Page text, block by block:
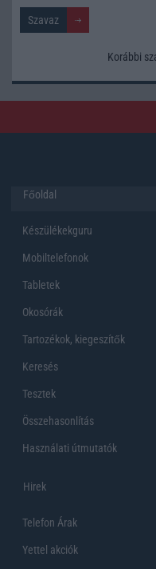
Korábbi
Főoldal
Készülékekguru
Mobiltelefonok
Tabletek
Okosórák
Tartozékok, kiegeszítők
Keresés
Tesztek
Összehasonlítás
Használati útmutatók
Hirek
Telefon Árak
Yettel akciók